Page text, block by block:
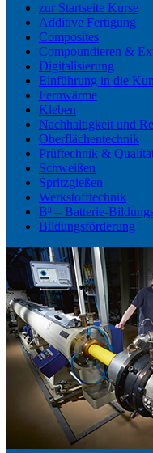
zur Startseite Kurse
Additive Fertigung
Composites
Compoundieren &
Digitalisierung
Einführung in die
Fernwärme
Kleben
Nachhaltigkeit und
Oberflächentechnik
Prüftechnik &
Schweißen
Spritzgießen
Werkstofftechnik
B³ – Batterie-
Bildungsförderung